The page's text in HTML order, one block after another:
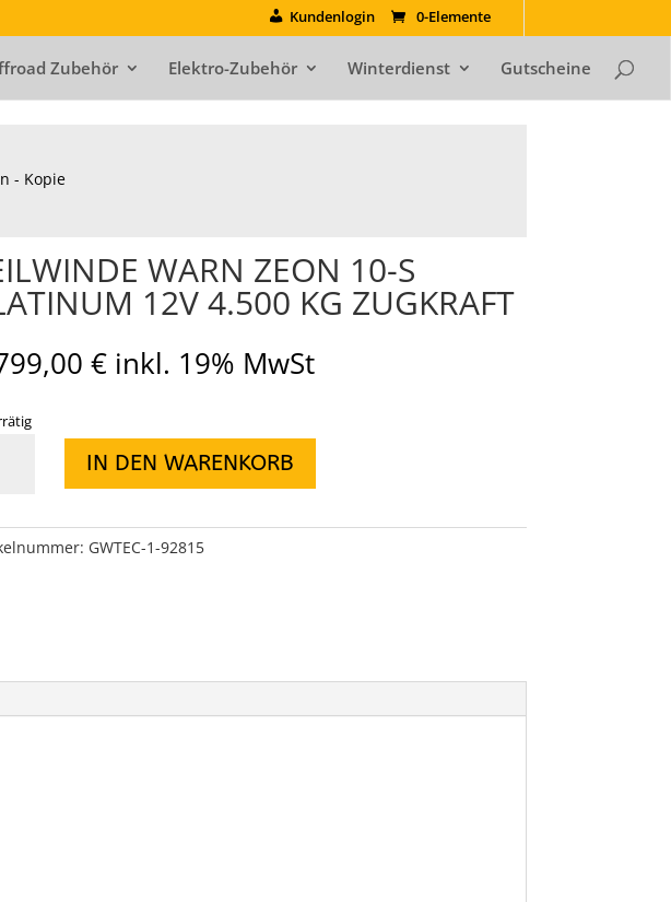
Kundenlogin 0-Elemente
Zubehör Elektro-Zubehör Winterdienst Gutscheine
- Kopie
WARN ZEON 10-S
12V 4.500 KG ZUGKRAFT
€ inkl. 19% MwSt
IN DEN WARENKORB
GWTEC-1-92815